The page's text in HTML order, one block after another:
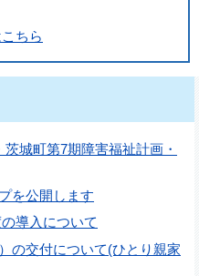
ちら
城町第7期障害福祉計画・
を公開します
導入について
の交付について(ひとり親家